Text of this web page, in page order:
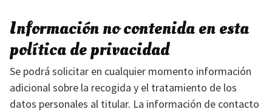
Información no contenida en esta
política de privacidad
Se podrá solicitar en cualquier momento información
adicional sobre la recogida y el tratamiento de los
datos personales al titular. La información de contacto